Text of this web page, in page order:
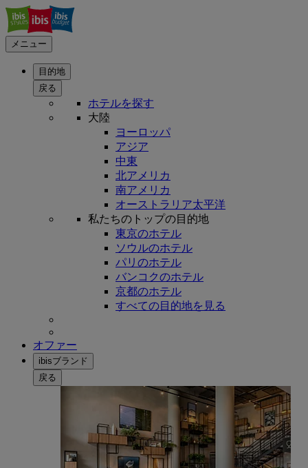
メニュー
目的地
戻る
ホテルを探す
大陸
ヨーロッパ
アジア
中東
北アメリカ
南アメリカ
オーストラリア太平洋
私たちのトップの目的地
東京のホテル
ソウルのホテル
パリのホテル
バンコクのホテル
京都のホテル
すべての目的地を見る
オファー
ibisブランド
戻る